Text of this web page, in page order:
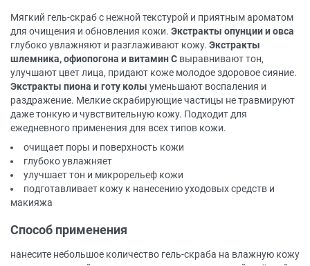
Мягкий гель-скраб с нежной текстурой и приятным ароматом
для очищения и обновления кожи. Экстракты опунции и овса
глубоко увлажняют и разглаживают кожу. Экстракты
шлемника, офиопогона и витамин С выравнивают тон,
улучшают цвет лица, придают коже молодое здоровое сияние.
Экстракты пиона и готу колы уменьшают воспаления и
раздражение. Мелкие скрабирующие частицы не травмируют
даже тонкую и чувствительную кожу. Подходит для
ежедневного применения для всех типов кожи.
очищает поры и поверхность кожи
глубоко увлажняет
улучшает тон и микрорельеф кожи
подготавливает кожу к нанесению уходовых средств и
макияжа
Способ применения
нанесите небольшое количество гель-скраба на влажную кожу